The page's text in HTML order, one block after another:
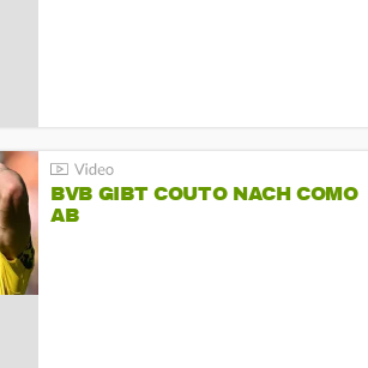
BVB GIBT COUTO NACH COMO
AB